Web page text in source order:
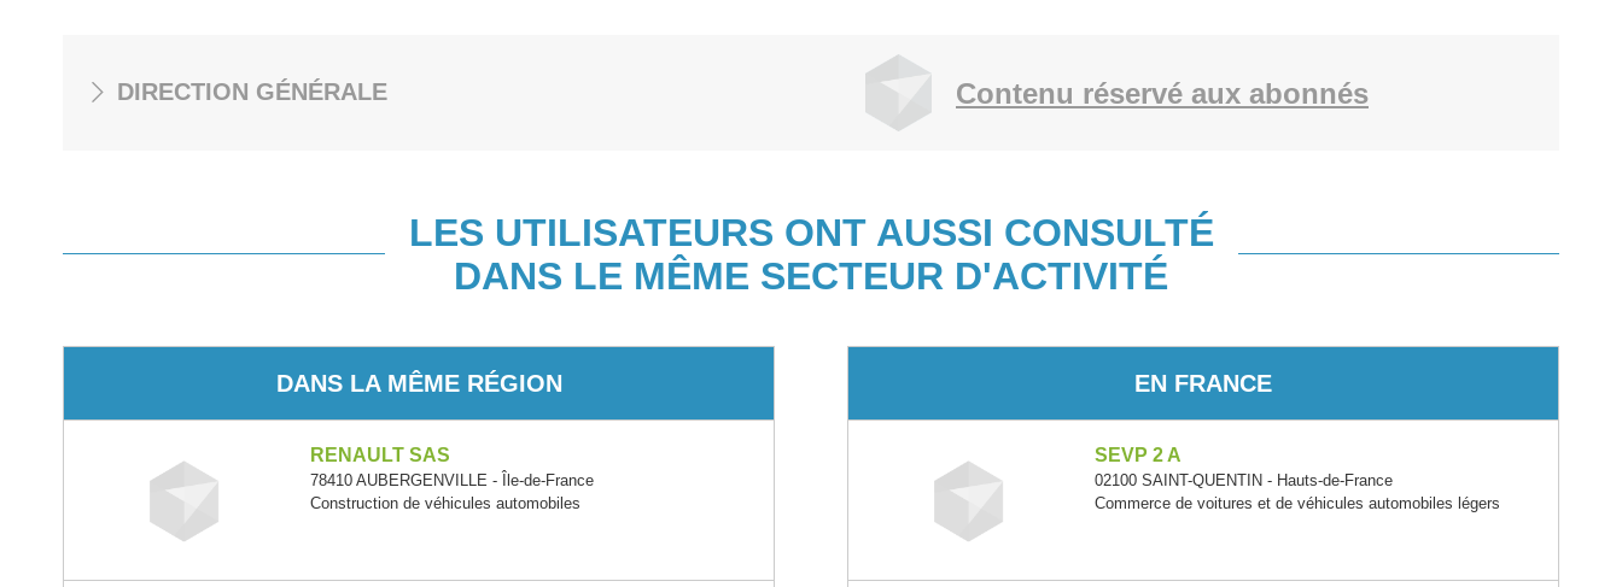
DIRECTION GÉNÉRALE Contenu réservé aux abonnés
LES UTILISATEURS ONT AUSSI CONSULTÉ
DANS LE MÊME SECTEUR D'ACTIVITÉ
DANS LA MÊME RÉGION
RENAULT SAS
78410 AUBERGENVILLE - Île-de-France
Construction de véhicules automobiles
EN FRANCE
SEVP 2 A
02100 SAINT-QUENTIN - Hauts-de-France
Commerce de voitures et de véhicules automobiles légers